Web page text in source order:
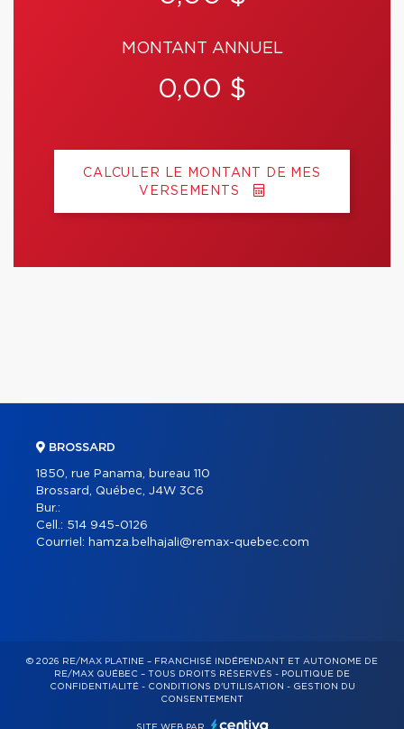
MONTANT ANNUEL
0,00 $
CALCULER LE MONTANT DE MES
VERSEMENTS
BROSSARD
1850, rue Panama, bureau 110
Brossard, Québec, J4W 3C6
Bur.:
Cell.: 514 945-0126
Courriel: hamza.belhajali@remax-quebec.com
© 2026 RE/MAX PLATINE – FRANCHISÉ INDÉPENDANT ET AUTONOME DE
RE/MAX QUÉBEC – TOUS DROITS RÉSERVÉS - POLITIQUE DE
CONFIDENTIALITÉ- CONDITIONS D'UTILISATION - GESTION DU
CONSENTEMENT
SITE WEB PAR